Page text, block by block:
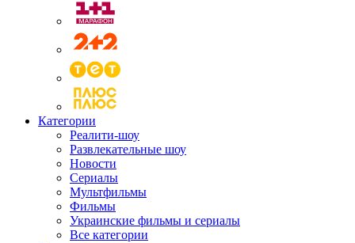
Категории
Реалити-шоу
Развлекательные шоу
Новости
Сериалы
Мультфильмы
Фильмы
Украинские фильмы и сериалы
Все категории